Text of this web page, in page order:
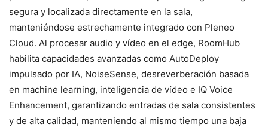
segura y localizada directamente en la sala,
manteniéndose estrechamente integrado con Pleneo
Cloud. Al procesar audio y vídeo en el edge, RoomHub
habilita capacidades avanzadas como AutoDeploy
impulsado por IA, NoiseSense, desreverberación basada
en machine learning, inteligencia de vídeo e IQ Voice
Enhancement, garantizando entradas de sala consistentes
y de alta calidad, manteniendo al mismo tiempo una baja